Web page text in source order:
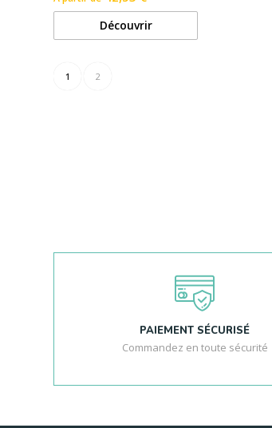
Découvrir
1 2
PAIEMENT SÉCURISÉ
Commandez en toute sécurité